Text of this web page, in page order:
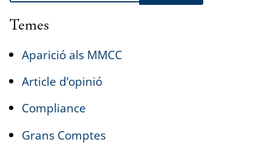
Temes
Aparició als MMCC
Article d’opinió
Compliance
Grans Comptes